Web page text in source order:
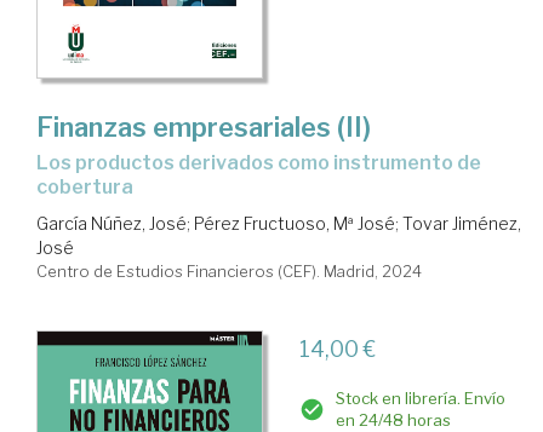
Finanzas empresariales (II)
Los productos derivados como instrumento de
cobertura
García Núñez, José; Pérez Fructuoso, Mª José; Tovar Jiménez,
José
Centro de Estudios Financieros (CEF). Madrid, 2024
14,00 €
Stock en librería. Envío
en 24/48 horas